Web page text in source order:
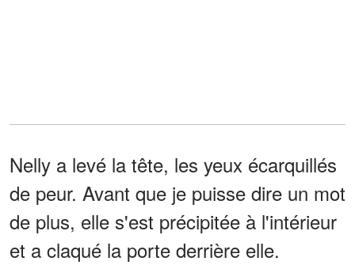
Nelly a levé la tête, les yeux écarquillés
de peur. Avant que je puisse dire un mot
de plus, elle s'est précipitée à l'intérieur
et a claqué la porte derrière elle.